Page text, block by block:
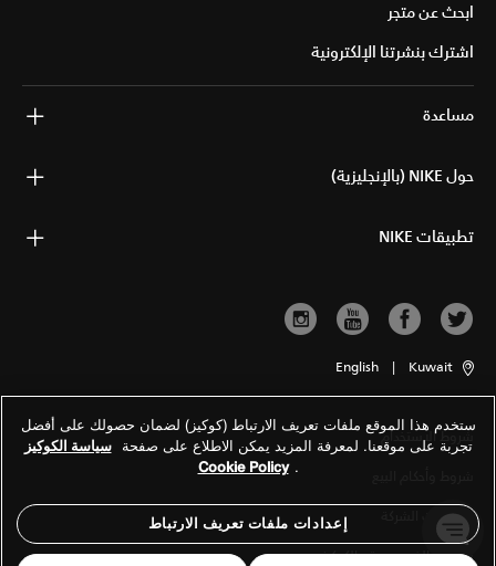
ابحث عن متجر
اشترك بنشرتنا الإلكترونية
مساعدة
حول NIKE (بالإنجليزية)
تطبيقات NIKE
Kuwait
|
English
شروط الاستخدام
معلومات الشركة
سياسة الخصوصية والكوكيز
ستخدم هذا الموقع ملفات تعريف الارتباط (كوكيز) لضمان حصولك على أفضل
تجربة على موقعنا. لمعرفة المزيد يمكن الاطلاع على صفحة سياسة الكوكيز
.
Cookie Policy
إعدادات ملفات تعريف الارتباط